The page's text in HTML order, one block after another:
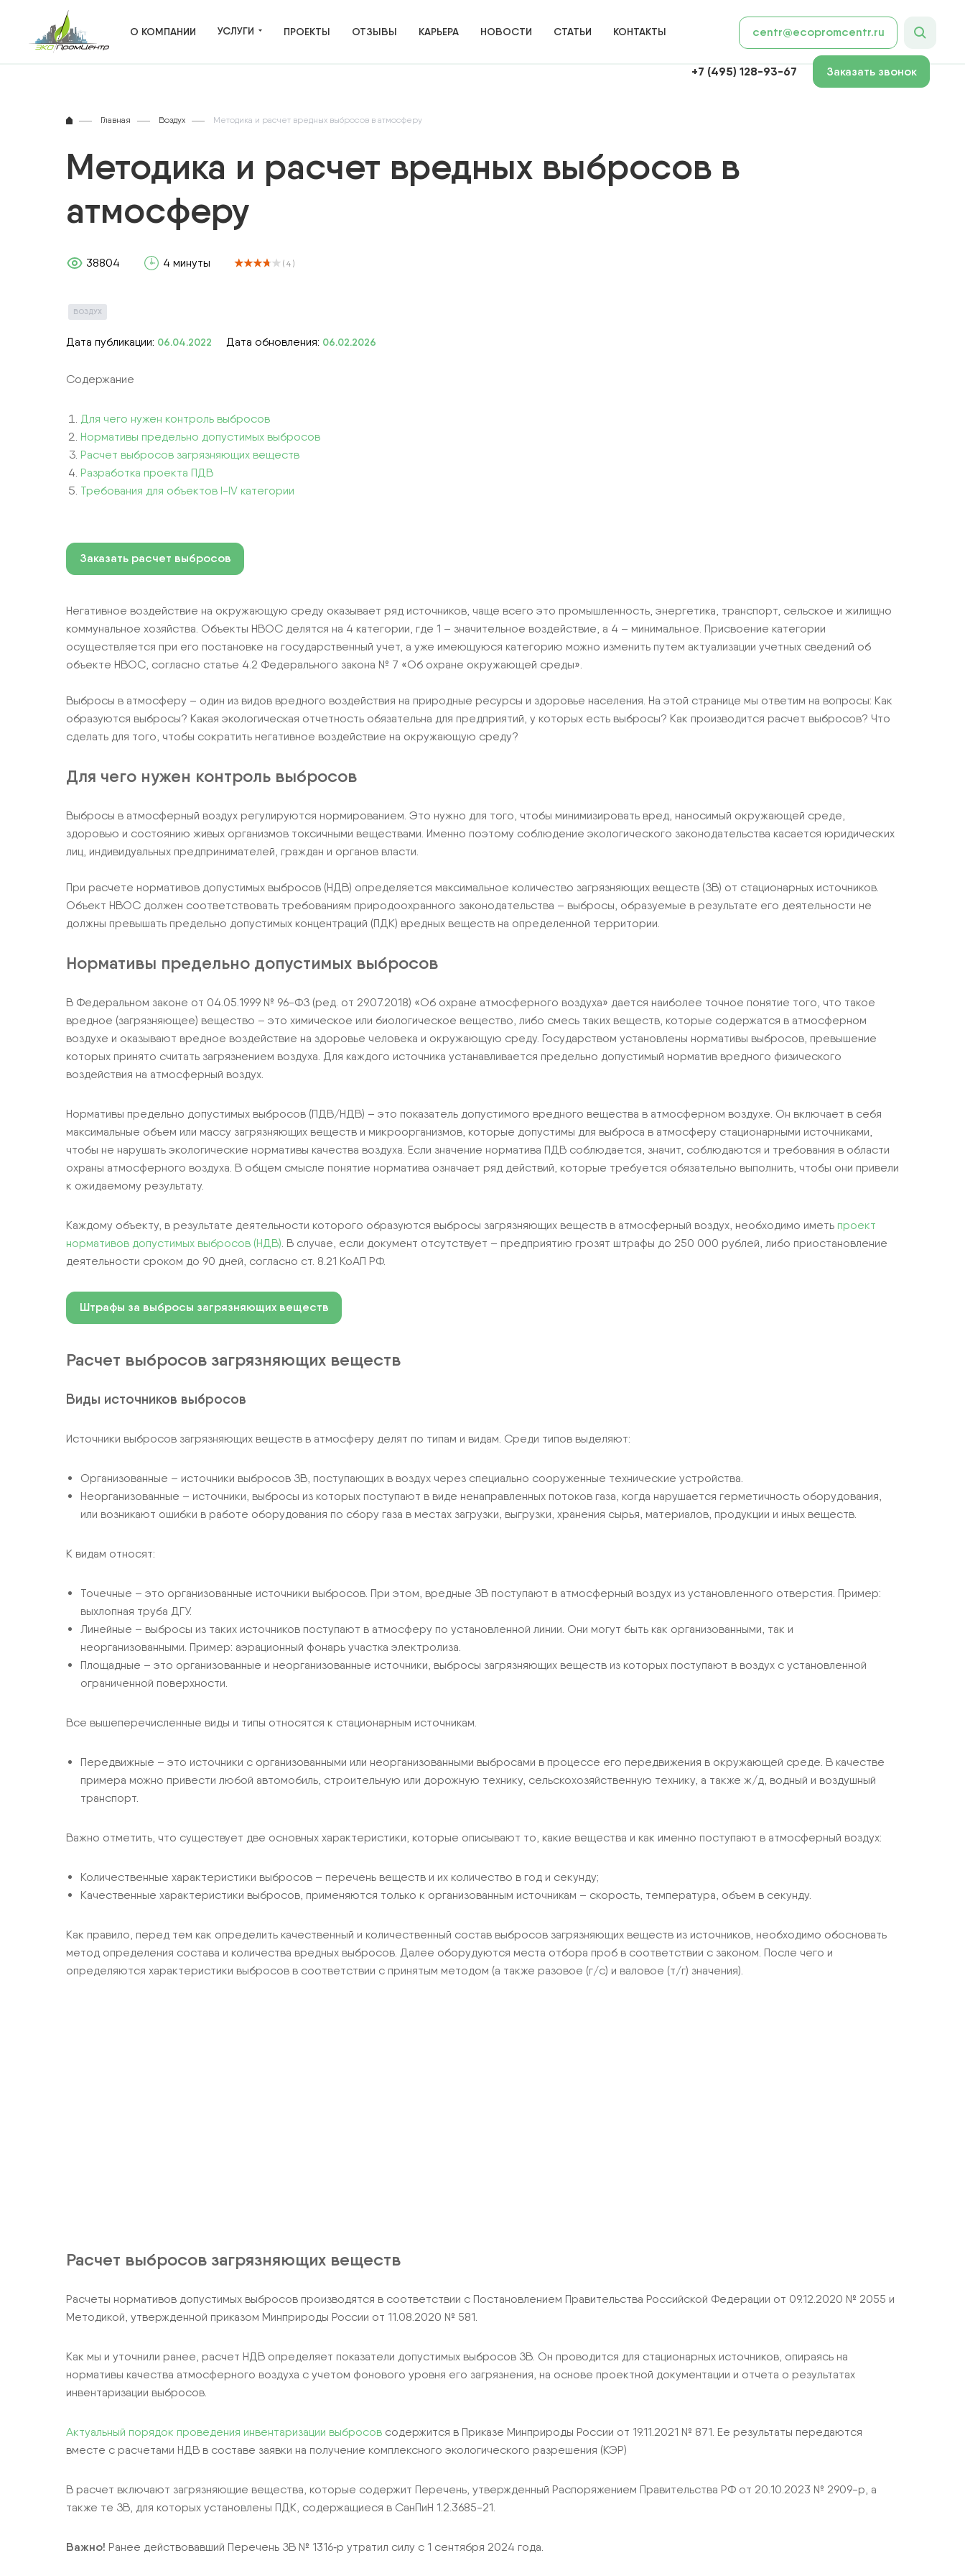
О КОМПАНИИ УСЛУГИ
ВЫБРОСЫ В АТМОСФЕРУ
ВОДНЫЕ РЕСУРСЫ
СТРОИТЕЛЬСТВО
ПРОЕКТЫ ОТЗЫВЫ КАРЬЕРА НОВОСТИ СТАТЬИ КОНТАКТЫ centr@ecopromcentr.ru
Заказать звонок
+7 (495) 128-93-67
Главная Воздух Методика и расчет вредных выбросов в атмосферу
Методика и расчет вредных выбросов в
атмосферу
38804 4 минуты ( 4 )
ВОЗДУХ
Дата публикации: 06.04.2022 Дата обновления: 06.02.2026
Содержание
Для чего нужен контроль выбросов
Нормативы предельно допустимых выбросов
Расчет выбросов загрязняющих веществ
Разработка проекта ПДВ
Требования для объектов I-IV категории
Заказать расчет выбросов
Негативное воздействие на окружающую среду оказывает ряд источников, чаще всего это промышленность, энергетика, транспорт, сельское и жилищно
коммунальное хозяйства. Объекты НВОС делятся на 4 категории, где 1 – значительное воздействие, а 4 – минимальное. Присвоение категории
осуществляется при его постановке на государственный учет, а уже имеющуюся категорию можно изменить путем актуализации учетных сведений об
объекте НВОС, согласно статье 4.2 Федерального закона № 7 «Об охране окружающей среды».
Выбросы в атмосферу – один из видов вредного воздействия на природные ресурсы и здоровье населения. На этой странице мы ответим на вопросы: Как
образуются выбросы? Какая экологическая отчетность обязательна для предприятий, у которых есть выбросы? Как производится расчет выбросов? Что
сделать для того, чтобы сократить негативное воздействие на окружающую среду?
Для чего нужен контроль выбросов
Выбросы в атмосферный воздух регулируются нормированием. Это нужно для того, чтобы минимизировать вред, наносимый окружающей среде,
здоровью и состоянию живых организмов токсичными веществами. Именно поэтому соблюдение экологического законодательства касается юридических
лиц, индивидуальных предпринимателей, граждан и органов власти.
При расчете нормативов допустимых выбросов (НДВ) определяется максимальное количество загрязняющих веществ (ЗВ) от стационарных источников.
Объект НВОС должен соответствовать требованиям природоохранного законодательства – выбросы, образуемые в результате его деятельности не
должны превышать предельно допустимых концентраций (ПДК) вредных веществ на определенной территории.
Нормативы предельно допустимых выбросов
В Федеральном законе от 04.05.1999 № 96-ФЗ (ред. от 29.07.2018) «Об охране атмосферного воздуха» дается наиболее точное понятие того, что такое
вредное (загрязняющее) вещество – это химическое или биологическое вещество, либо смесь таких веществ, которые содержатся в атмосферном
воздухе и оказывают вредное воздействие на здоровье человека и окружающую среду. Государством установлены нормативы выбросов, превышение
которых принято считать загрязнением воздуха. Для каждого источника устанавливается предельно допустимый норматив вредного физического
воздействия на атмосферный воздух.
Нормативы предельно допустимых выбросов (ПДВ/НДВ) – это показатель допустимого вредного вещества в атмосферном воздухе. Он включает в себя
максимальные объем или массу загрязняющих веществ и микроорганизмов, которые допустимы для выброса в атмосферу стационарными источниками,
чтобы не нарушать экологические нормативы качества воздуха. Если значение норматива ПДВ соблюдается, значит, соблюдаются и требования в области
охраны атмосферного воздуха. В общем смысле понятие норматива означает ряд действий, которые требуется обязательно выполнить, чтобы они привели
к ожидаемому результату.
Каждому объекту, в результате деятельности которого образуются выбросы загрязняющих веществ в атмосферный воздух, необходимо иметь проект
нормативов допустимых выбросов (НДВ). В случае, если документ отсутствует – предприятию грозят штрафы до 250 000 рублей, либо приостановление
деятельности сроком до 90 дней, согласно ст. 8.21 КоАП РФ.
Штрафы за выбросы загрязняющих веществ
Расчет выбросов загрязняющих веществ
Виды источников выбросов
Источники выбросов загрязняющих веществ в атмосферу делят по типам и видам. Среди типов выделяют:
Организованные – источники выбросов ЗВ, поступающих в воздух через специально сооруженные технические устройства.
Неорганизованные – источники, выбросы из которых поступают в виде ненаправленных потоков газа, когда нарушается герметичность оборудования,
или возникают ошибки в работе оборудования по сбору газа в местах загрузки, выгрузки, хранения сырья, материалов, продукции и иных веществ.
К видам относят:
Точечные – это организованные источники выбросов. При этом, вредные ЗВ поступают в атмосферный воздух из установленного отверстия. Пример:
выхлопная труба ДГУ.
Линейные – выбросы из таких источников поступают в атмосферу по установленной линии. Они могут быть как организованными, так и
неорганизованными. Пример: аэрационный фонарь участка электролиза.
Площадные – это организованные и неорганизованные источники, выбросы загрязняющих веществ из которых поступают в воздух с установленной
ограниченной поверхности.
Все вышеперечисленные виды и типы относятся к стационарным источникам.
Передвижные – это источники с организованными или неорганизованными выбросами в процессе его передвижения в окружающей среде. В качестве
примера можно привести любой автомобиль, строительную или дорожную технику, сельскохозяйственную технику, а также ж/д, водный и воздушный
транспорт.
Важно отметить, что существует две основных характеристики, которые описывают то, какие вещества и как именно поступают в атмосферный воздух:
Количественные характеристики выбросов – перечень веществ и их количество в год и секунду;
Качественные характеристики выбросов, применяются только к организованным источникам – скорость, температура, объем в секунду.
Как правило, перед тем как определить качественный и количественный состав выбросов загрязняющих веществ из источников, необходимо обосновать
метод определения состава и количества вредных выбросов. Далее оборудуются места отбора проб в соответствии с законом. После чего и
определяются характеристики выбросов в соответствии с принятым методом (а также разовое (г/с) и валовое (т/г) значения).
Расчет выбросов загрязняющих веществ
Расчеты нормативов допустимых выбросов производятся в соответствии с Постановлением Правительства Российской Федерации от 09.12.2020 № 2055 и
Методикой, утвержденной приказом Минприроды России от 11.08.2020 № 581.
Как мы и уточнили ранее, расчет НДВ определяет показатели допустимых выбросов ЗВ. Он проводится для стационарных источников, опираясь на
нормативы качества атмосферного воздуха с учетом фонового уровня его загрязнения, на основе проектной документации и отчета о результатах
инвентаризации выбросов.
Актуальный порядок проведения инвентаризации выбросов содержится в Приказе Минприроды России от 19.11.2021 № 871. Ее результаты передаются
вместе с расчетами НДВ в составе заявки на получение комплексного экологического разрешения (КЭР)
В расчет включают загрязняющие вещества, которые содержит Перечень, утвержденный Распоряжением Правительства РФ от 20.10.2023 № 2909-р, а
также те ЗВ, для которых установлены ПДК, содержащиеся в СанПиН 1.2.3685-21.
Важно! Ранее действовавший Перечень ЗВ № 1316‑р утратил силу с 1 сентября 2024 года.